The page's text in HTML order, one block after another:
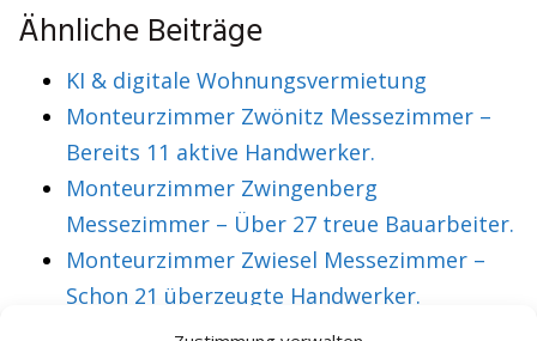
Ähnliche Beiträge
KI & digitale Wohnungsvermietung
Monteurzimmer Zwönitz Messezimmer –
Bereits 11 aktive Handwerker.
Monteurzimmer Zwingenberg
Messezimmer – Über 27 treue Bauarbeiter.
Monteurzimmer Zwiesel Messezimmer –
Schon 21 überzeugte Handwerker.
Monteurzimmer Zwickau Messezimmer –